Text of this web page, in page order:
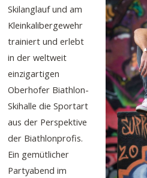
Skilanglauf und am
Kleinkalibergewehr
trainiert und erlebt
in der weltweit
einzigartigen
Oberhofer Biathlon-
Skihalle die Sportart
aus der Perspektive
der Biathlonprofis.
Ein gemütlicher
Partyabend im